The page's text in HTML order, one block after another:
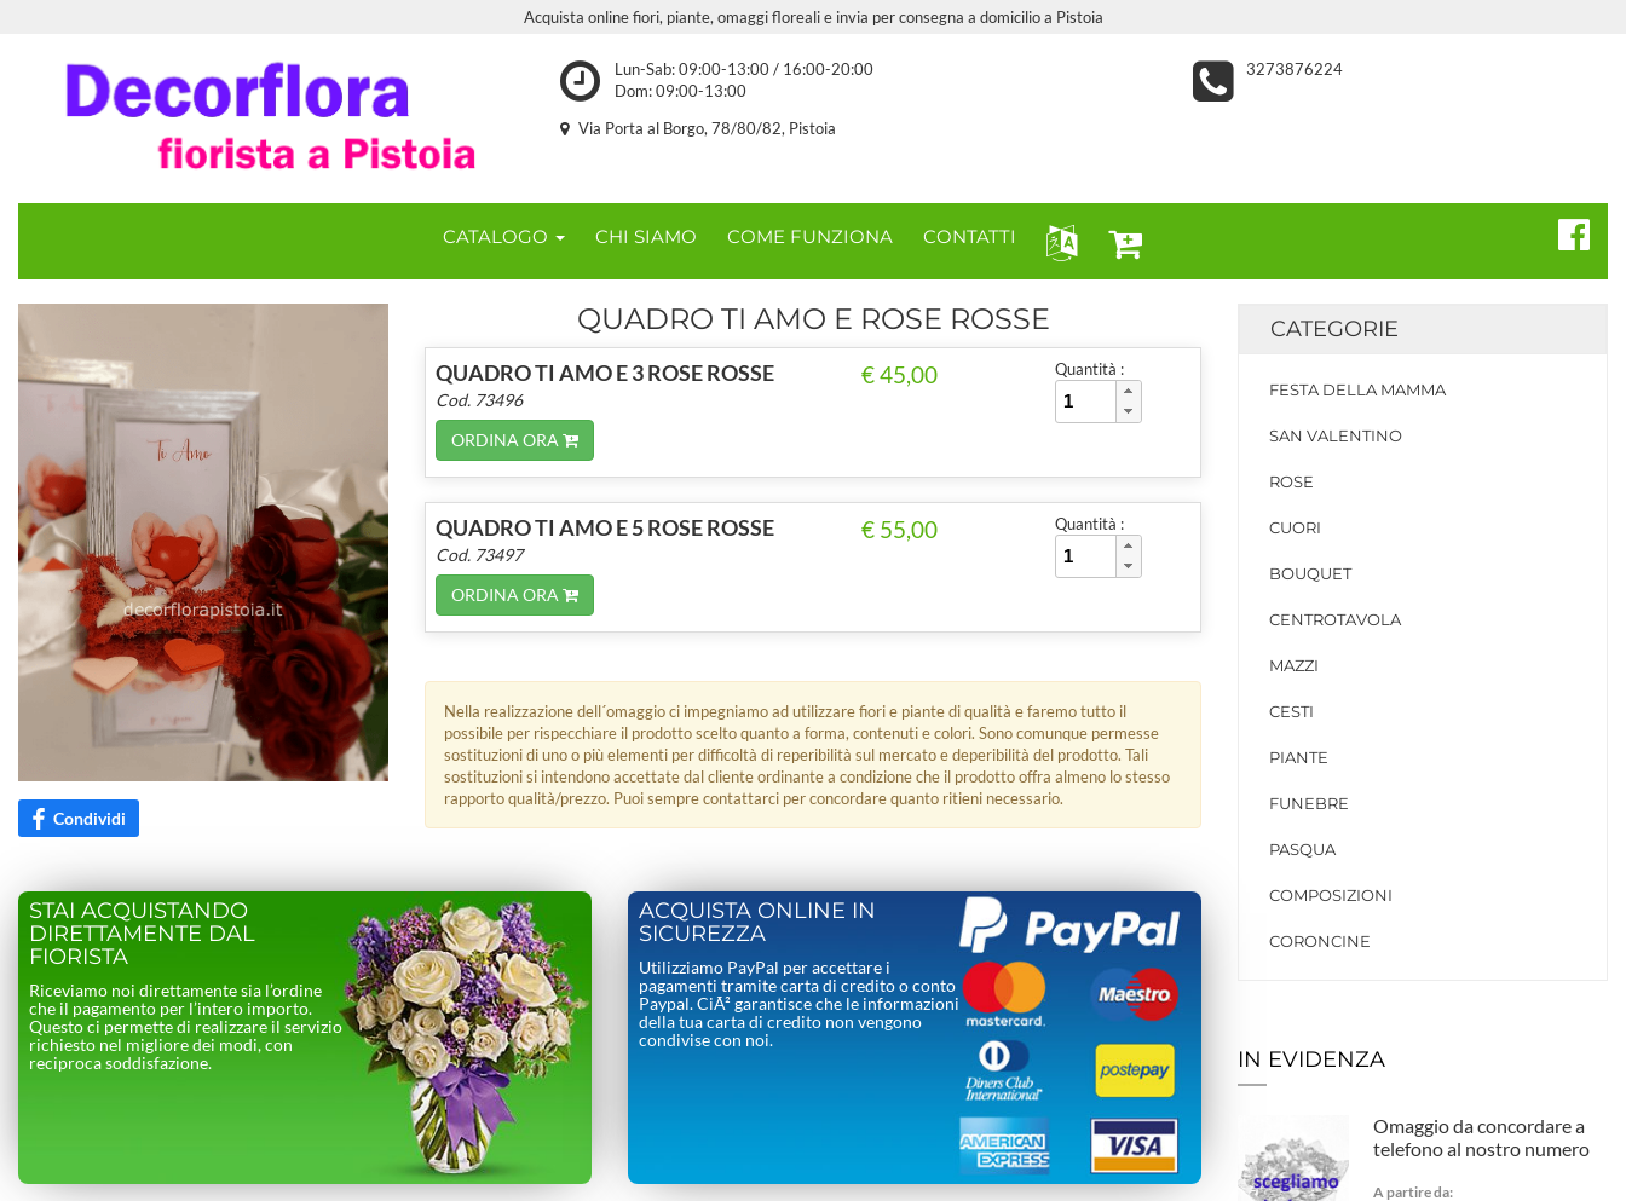
Acquista online fiori, piante, omaggi floreali e invia per consegna a domicilio a Pistoia
Lun-Sab: 09:00-13:00 / 16:00-20:00
Dom: 09:00-13:00
3273876224
Via Porta al Borgo, 78/80/82, Pistoia
CATALOGO CHI SIAMO COME FUNZIONA CONTATTI
Condividi
QUADRO TI AMO E ROSE ROSSE
QUADRO TI AMO E 3 ROSE ROSSE
Cod. 73496
ORDINA ORA
€ 45,00 Quantità :
QUADRO TI AMO E 5 ROSE ROSSE
Cod. 73497
ORDINA ORA
€ 55,00 Quantità :
Nella realizzazione dell´omaggio ci impegniamo ad utilizzare fiori e piante di qualità e faremo tutto il
possibile per rispecchiare il prodotto scelto quanto a forma, contenuti e colori. Sono comunque permesse
sostituzioni di uno o più elementi per difficoltà di reperibilità sul mercato e deperibilità del prodotto. Tali
sostituzioni si intendono accettate dal cliente ordinante a condizione che il prodotto offra almeno lo stesso
rapporto qualità/prezzo. Puoi sempre contattarci per concordare quanto ritieni necessario.
STAI ACQUISTANDO
DIRETTAMENTE DAL
FIORISTA
Riceviamo noi direttamente sia l’ordine
che il pagamento per l’intero importo.
Questo ci permette di realizzare il servizio
richiesto nel migliore dei modi, con
reciproca soddisfazione.
ACQUISTA ONLINE IN
SICUREZZA
Utilizziamo PayPal per accettare i
pagamenti tramite carta di credito o conto
Paypal. CiÃ² garantisce che le informazioni
della tua carta di credito non vengono
condivise con noi.
CATEGORIE
FESTA DELLA MAMMA
SAN VALENTINO
ROSE
CUORI
BOUQUET
CENTROTAVOLA
MAZZI
CESTI
PIANTE
FUNEBRE
PASQUA
COMPOSIZIONI
CORONCINE
IN EVIDENZA
Omaggio da concordare a
telefono al nostro numero
A partire da: